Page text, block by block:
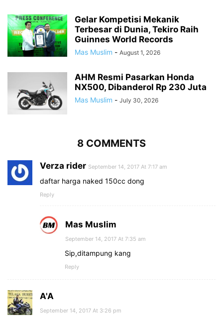
Gelar Kompetisi Mekanik
Terbesar di Dunia, Tekiro Raih
Guinnes World Records
Mas Muslim - August 1, 2026
AHM Resmi Pasarkan Honda
NX500, Dibanderol Rp 230 Juta
Mas Muslim - July 30, 2026
8 COMMENTS
Verza rider September 14, 2017 At 7:17 am
daftar harga naked 150cc dong
Reply
Mas Muslim
September 14, 2017 At 7:35 am
Sip,ditampung kang
Reply
A'A
September 14, 2017 At 3:26 pm